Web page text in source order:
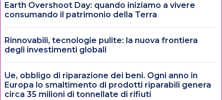
Earth Overshoot Day: quando iniziamo a vivere
consumando il patrimonio della Terra
Rinnovabili, tecnologie pulite: la nuova frontiera
degli investimenti globali
Ue, obbligo di riparazione dei beni. Ogni anno in
Europa lo smaltimento di prodotti riparabili genera
circa 35 milioni di tonnellate di rifiuti